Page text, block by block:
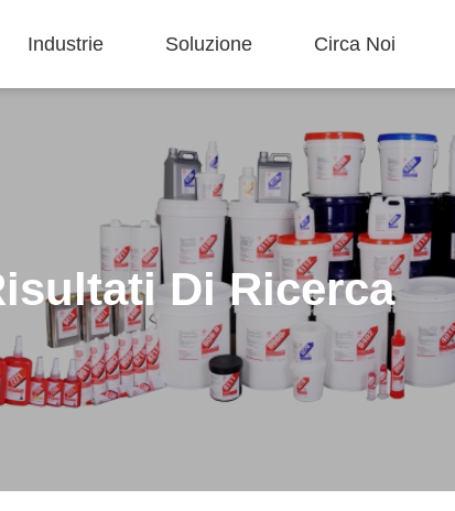
Industrie Soluzione Circa Noi
Di Ricerca